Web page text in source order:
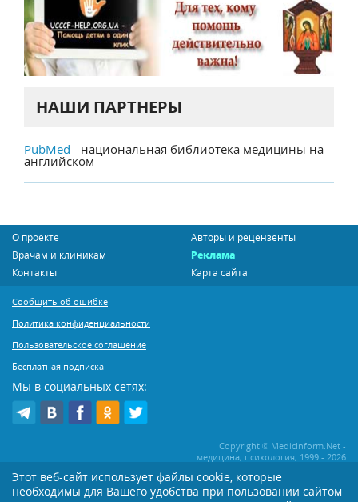
НАШИ ПАРТНЕРЫ
PubMed - национальная библиотека медицины на
английском
О проекте
Авторы и рецензенты
Врачам и клиникам
Реклама
Контакты
Карта сайта
Сообщить об ошибке
Политика конфиденциальности
Пользовательское соглашение
Бесплатная подписка
Мы в социальных сетях:
Copyright © MedicInform.Net -
медицина, психология, 1999 - 2026
Копирование или иное распространение статей нашего сайта строго
Этот веб-сайт использует файлы cookie, которые
необходимы для Вашего удобства при пользовании сайтом